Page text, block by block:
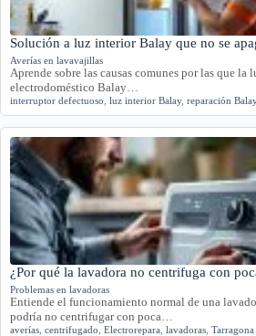
Solución a luz interior Balay que no se
Averías en lavavajillas
Aprende sobre las causas comunes por las que la
electrodoméstico Balay…
interruptor defectuoso luz interior Balay, reparación
¿Por qué la lavadora no centrifuga con
Problemas en lavadoras
Entiende el funcionamiento normal de una
podría no centrifugar con poca…
averías centrifugado Electrorepara lavadoras Tarragona